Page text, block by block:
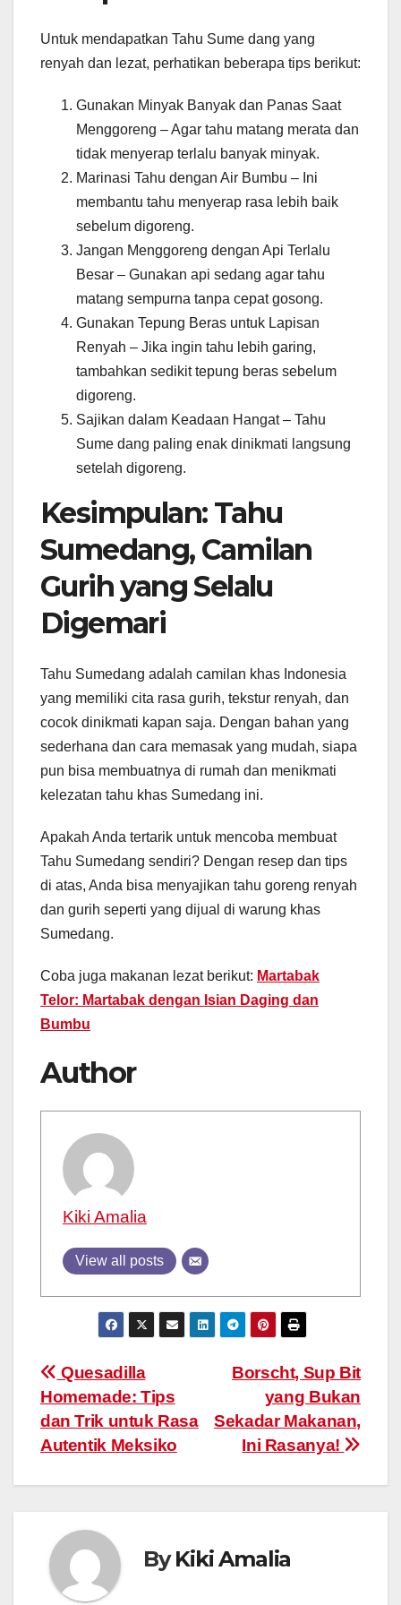
Untuk mendapatkan Tahu Sume dang yang
renyah dan lezat, perhatikan beberapa tips berikut:
Gunakan Minyak Banyak dan Panas Saat
Menggoreng – Agar tahu matang merata dan
tidak menyerap terlalu banyak minyak.
Marinasi Tahu dengan Air Bumbu – Ini
membantu tahu menyerap rasa lebih baik
sebelum digoreng.
Jangan Menggoreng dengan Api Terlalu
Besar – Gunakan api sedang agar tahu
matang sempurna tanpa cepat gosong.
Gunakan Tepung Beras untuk Lapisan
Renyah – Jika ingin tahu lebih garing,
tambahkan sedikit tepung beras sebelum
digoreng.
Sajikan dalam Keadaan Hangat – Tahu
Sume dang paling enak dinikmati langsung
setelah digoreng.
Kesimpulan: Tahu
Sumedang, Camilan
Gurih yang Selalu
Digemari
Tahu Sumedang adalah camilan khas Indonesia
yang memiliki cita rasa gurih, tekstur renyah, dan
cocok dinikmati kapan saja. Dengan bahan yang
sederhana dan cara memasak yang mudah, siapa
pun bisa membuatnya di rumah dan menikmati
kelezatan tahu khas Sumedang ini.
Apakah Anda tertarik untuk mencoba membuat
Tahu Sumedang sendiri? Dengan resep dan tips
di atas, Anda bisa menyajikan tahu goreng renyah
dan gurih seperti yang dijual di warung khas
Sumedang.
Coba juga makanan lezat berikut: Martabak
Telor: Martabak dengan Isian Daging dan
Bumbu
Author
Kiki Amalia
View all posts
Post
navigation
Borscht, Sup Bit
yang Bukan
Sekadar Makanan,
Ini Rasanya!
Quesadilla
Homemade: Tips
dan Trik untuk Rasa
Autentik Meksiko
ByKiki Amalia